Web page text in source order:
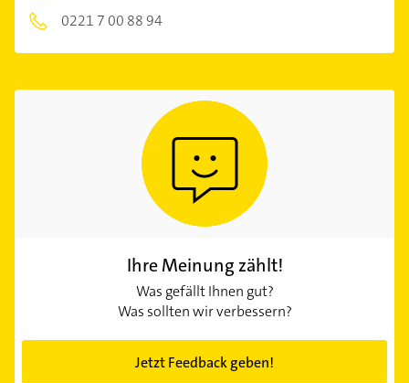
0221 7 00 88 94
Ihre Meinung zählt!
Was gefällt Ihnen gut?
Was sollten wir verbessern?
Jetzt Feedback geben!